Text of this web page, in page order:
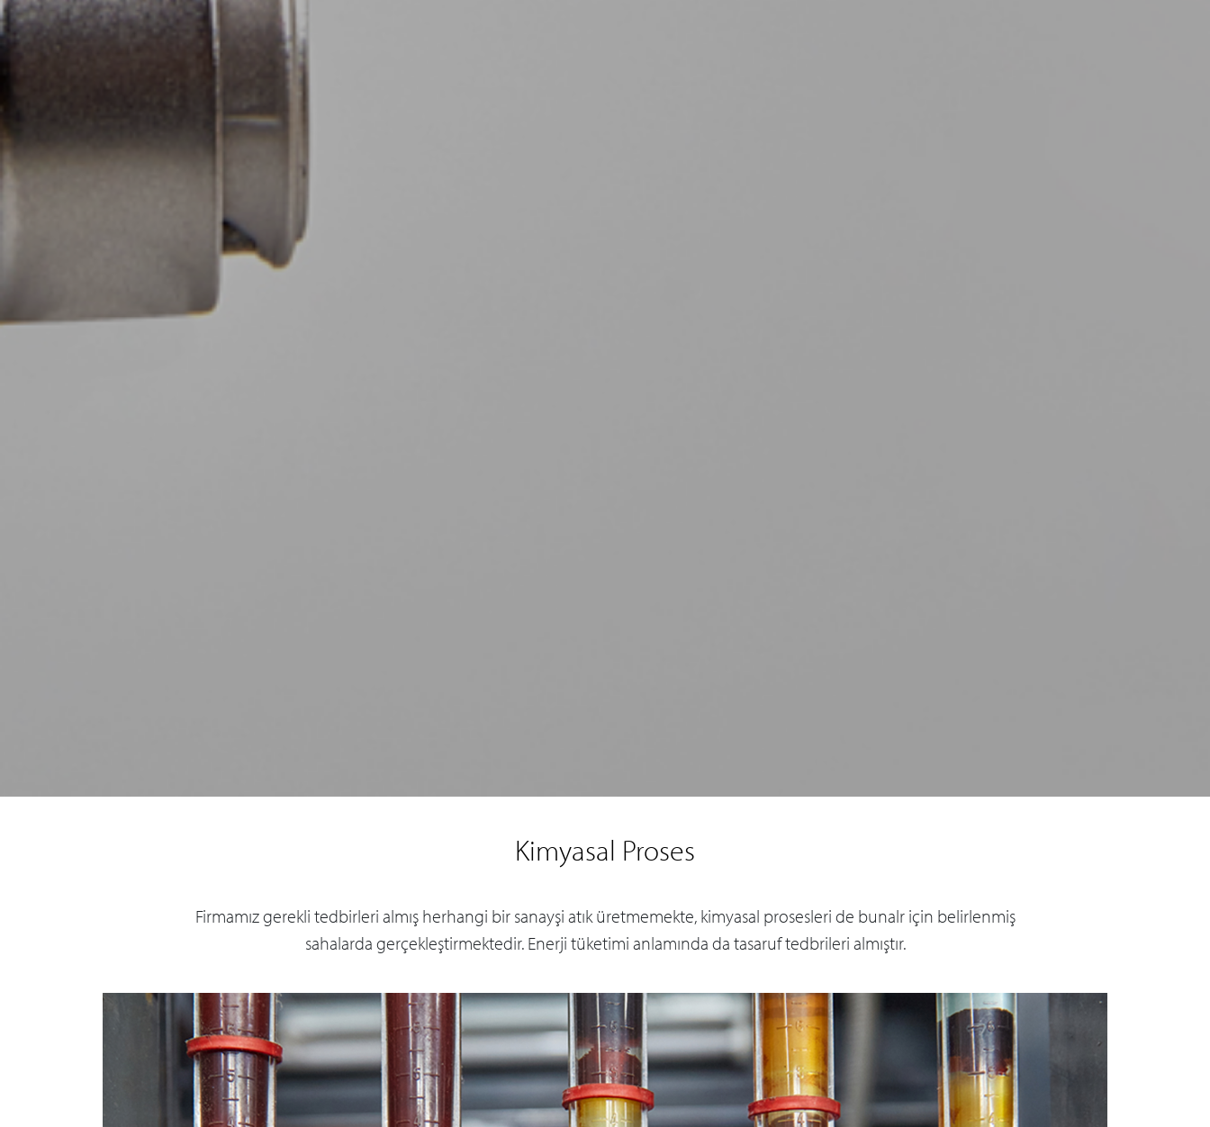
Kimyasal Proses
Firmamız gerekli tedbirleri almış herhangi bir sanayşi atık üretmemekte, kimyasal prosesleri de bunalr için belirlenmiş
sahalarda gerçekleştirmektedir. Enerji tüketimi anlamında da tasaruf tedbrileri almıştır.